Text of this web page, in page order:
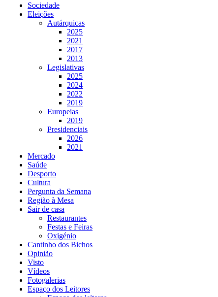
Sociedade
Eleições
Autárquicas
2025
2021
2017
2013
Legislativas
2025
2024
2022
2019
Europeias
2019
Presidenciais
2026
2021
Mercado
Saúde
Desporto
Cultura
Pergunta da Semana
Região à Mesa
Sair de casa
Restaurantes
Festas e Feiras
Oxigénio
Cantinho dos Bichos
Opinião
Visto
Vídeos
Fotogalerias
Espaço dos Leitores